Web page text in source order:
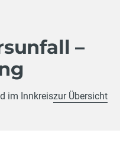
–
im Innkreiszur Übersicht